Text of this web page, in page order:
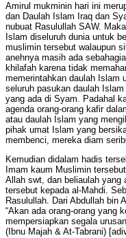
Amirul mukminin hari ini
dan Daulah Islam Iraq dan
nubuat Rasulullah SAW.
Islam diseluruh dunia untuk
muslimin tersebut walaupun
anehnya masih ada
khilafah karena tidak
memerintahkan daulah Islam
seluruh pasukan daulah
yang ada di Syam. Padahal
agenda orang-orang kafir
atau daulah Islam yang
pihak umat Islam yang
membenci, mereka diam
Kemudian didalam hadis
Imam kaum Muslimin
Allah swt, dan beliaulah yang
tersebut kepada al-Mahdi.
Rasulullah. Dari Abdullah bin
“Akan ada orang-orang yang
mempersiapkan segala
(Ibnu Majah & At-Tabrani)